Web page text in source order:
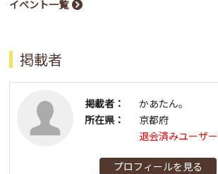
イベント一覧
掲載者
掲載者：
かあたん。
所在県：
京都府
退会済みユーザー
プロフィールを見る